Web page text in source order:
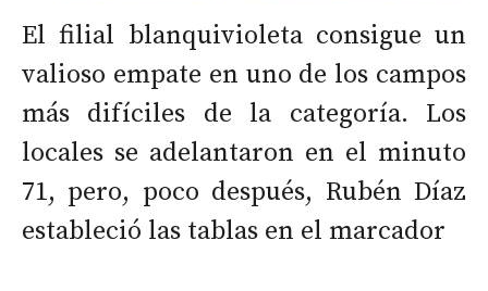
El filial blanquivioleta consigue un
valioso empate en uno de los campos
más difíciles de la categoría. Los
locales se adelantaron en el minuto
71, pero, poco después, Rubén Díaz
estableció las tablas en el marcador